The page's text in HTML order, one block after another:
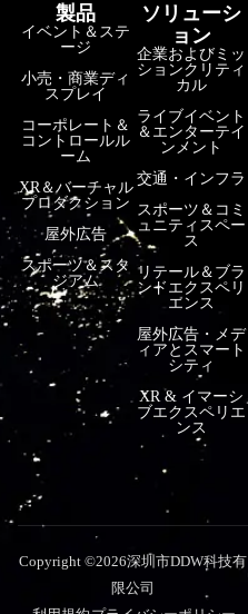
製品
イベント＆ステ
ージ
小売・商業ディ
スプレイ
コーポレート＆
コントロールル
ーム
XR＆バーチャル
プロダクション
屋外広告
スポーツ＆スタ
ジアム
ソリューシ
ョン
企業およびミッ
ションクリティ
カル
ライブイベント
＆エンターテイ
ンメント
交通・インフラ
スポーツ＆コミ
ュニティスペー
ス
リテール＆ブラ
ンドエクスペリ
エンス
屋外広告・メデ
ィアとスマート
シティ
XR & イマーシ
ブエクスペリエ
ンス
Copyright ©2026深圳市DDW科技有
限公司